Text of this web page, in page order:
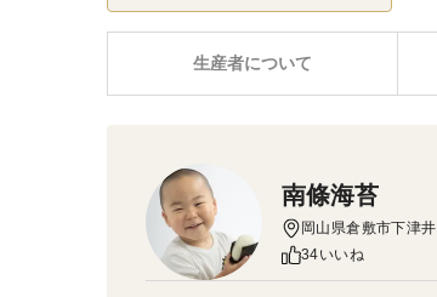
生産者について
南條海苔
岡山県倉敷市下津井
34いいね